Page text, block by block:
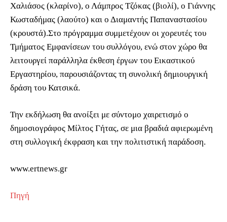
Χαλιάσος (κλαρίνο), ο Λάμπρος Τζόκας (βιολί), ο Γιάννης
Κωσταδήμας (λαούτο) και ο Διαμαντής Παπαναστασίου
(κρουστά).Στο πρόγραμμα συμμετέχουν οι χορευτές του
Τμήματος Εμφανίσεων του συλλόγου, ενώ στον χώρο θα
λειτουργεί παράλληλα έκθεση έργων του Εικαστικού
Εργαστηρίου, παρουσιάζοντας τη συνολική δημιουργική
δράση του Κατσικά.
Την εκδήλωση θα ανοίξει με σύντομο χαιρετισμό ο
δημοσιογράφος Μίλτος Γήτας, σε μια βραδιά αφιερωμένη
στη συλλογική έκφραση και την πολιτιστική παράδοση.
www.ertnews.gr
Πηγή